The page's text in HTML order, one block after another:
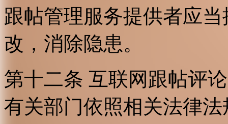
跟帖管理服务提供者应
改，消除隐患。
第十二条 互联网跟帖评
有关部门依照相关法律